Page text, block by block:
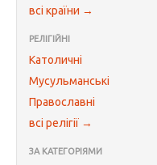
всі країни →
РЕЛІГІЙНІ
Католичні
Мусульманські
Православні
всі релігії →
ЗА КАТЕГОРІЯМИ